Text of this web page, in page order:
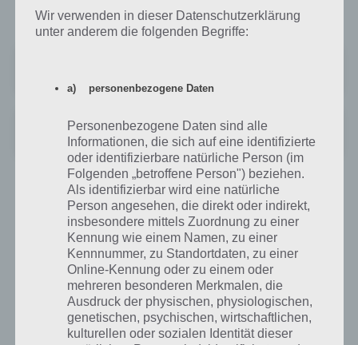
im iTunes App Store kostenlos:
Mein Deal - Schnäppchen-App
Preis:Kostenlos
DealDoktor: Heiße Schnäppchen finden
Auch bei DealDoktor werden die Schnäppchen in Grad-Zahl
angegeben, wodurch die User sofort sehen können, welche
Schnäppchen von anderen als besonders heiß angesehen werden.
Auch grafisch macht die App einen guten Eindruck und kann
überzeugen. Auch die DealDoktor App kommt bei Google Play auf
4,6 Sterne. Außerdem ist die App für Tablets optimiert.
Wir verwenden in dieser Datenschutzerklärung
unter anderem die folgenden Begriffe:
a) personenbezogene Daten
Personenbezogene Daten sind alle
Informationen, die sich auf eine identifizierte
oder identifizierbare natürliche Person (im
Folgenden „betroffene Person") beziehen.
Als identifizierbar wird eine natürliche
Person angesehen, die direkt oder indirekt,
insbesondere mittels Zuordnung zu einer
Kennung wie einem Namen, zu einer
Kennnummer, zu Standortdaten, zu einer
Online-Kennung oder zu einem oder
mehreren besonderen Merkmalen, die
Ausdruck der physischen, physiologischen,
genetischen, psychischen, wirtschaftlichen,
kulturellen oder sozialen Identität dieser